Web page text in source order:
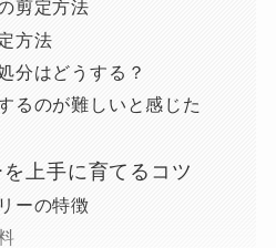
剪定方法
方法
分はどうする？
るのが難しいと感じた
上手に育てるコツ
ーの特徴